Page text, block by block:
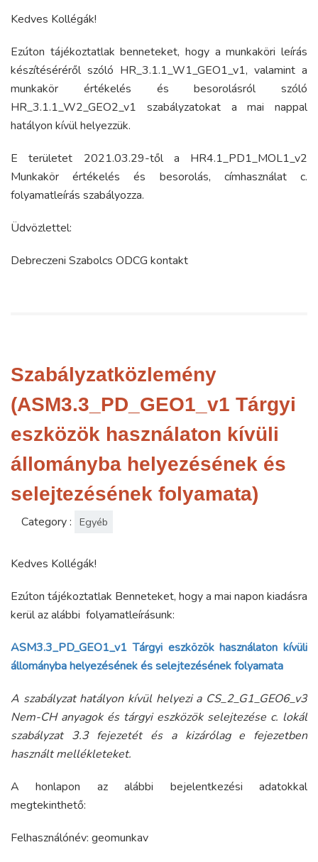
Kedves Kollégák!
Ezúton tájékoztatlak benneteket, hogy a munkaköri leírás
készítéséréről szóló HR_3.1.1_W1_GEO1_v1, valamint a
munkakör értékelés és besorolásról szóló
HR_3.1.1_W2_GEO2_v1 szabályzatokat a mai nappal
hatályon kívül helyezzük.
E területet 2021.03.29-től a HR4.1_PD1_MOL1_v2
Munkakör értékelés és besorolás, címhasználat c.
folyamatleírás szabályozza.
Üdvözlettel:
Debreczeni Szabolcs ODCG kontakt
Szabályzatközlemény
(ASM3.3_PD_GEO1_v1 Tárgyi
eszközök használaton kívüli
állományba helyezésének és
selejtezésének folyamata)
Category : Egyéb
Kedves Kollégák!
Ezúton tájékoztatlak Benneteket, hogy a mai napon kiadásra
kerül az alábbi folyamatleírásunk:
ASM3.3_PD_GEO1_v1 Tárgyi eszközök használaton kívüli
állományba helyezésének és selejtezésének folyamata
A szabályzat hatályon kívül helyezi a CS_2_G1_GEO6_v3
Nem-CH anyagok és tárgyi eszközök selejtezése c. lokál
szabályzat 3.3 fejezetét és a kizárólag e fejezetben
használt mellékleteket.
A honlapon az alábbi bejelentkezési adatokkal
megtekinthető:
Felhasználónév: geomunkav